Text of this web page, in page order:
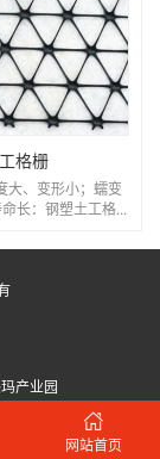
格栅
大、变形小；蠕变
长：钢塑土工格...
产业园
号-19
网站首页